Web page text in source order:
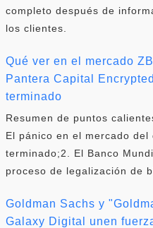
completo después de
los clientes.
Qué ver en el mercado
Pantera Capital
terminado
Resumen de puntos
El pánico en el mercado
terminado;2. El Banco
proceso de legalización de
Goldman Sachs y
Galaxy Digital unen